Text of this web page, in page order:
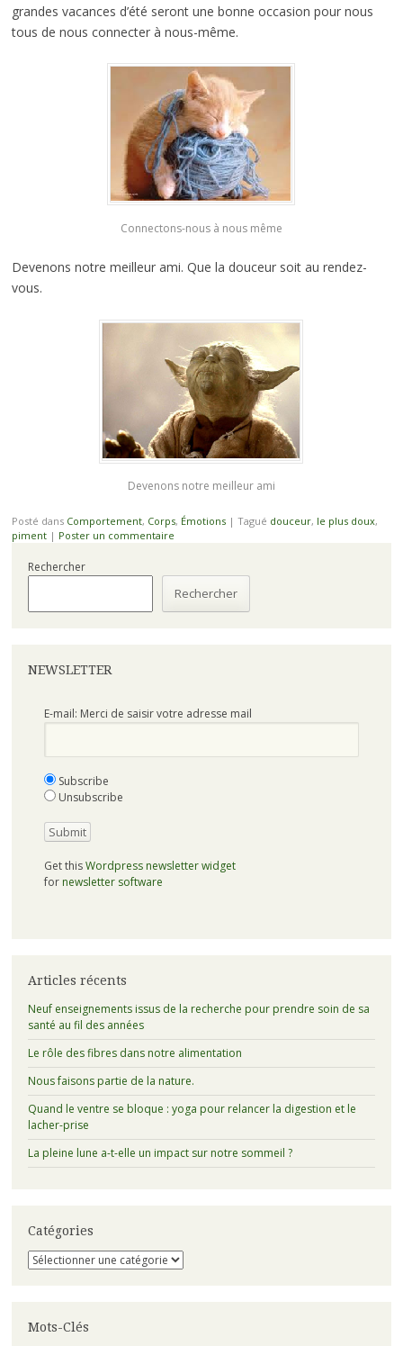
grandes vacances d’été seront une bonne occasion pour nous
tous de nous connecter à nous-même.
Connectons-nous à nous même
Devenons notre meilleur ami. Que la douceur soit au rendez-
vous.
Devenons notre meilleur ami
Posté dans Comportement, Corps, Émotions | Tagué douceur, le plus doux,
piment | Poster un commentaire
Rechercher
Rechercher
NEWSLETTER
E-mail: Merci de saisir votre adresse mail
Subscribe
Unsubscribe
Get thisWordpress newsletter widget
for newsletter software
Articles récents
Neuf enseignements issus de la recherche pour prendre soin de sa
santé au fil des années
Le rôle des fibres dans notre alimentation
Nous faisons partie de la nature.
Quand le ventre se bloque : yoga pour relancer la digestion et le
lacher-prise
La pleine lune a-t-elle un impact sur notre sommeil ?
Catégories
Catégories
Mots-Clés